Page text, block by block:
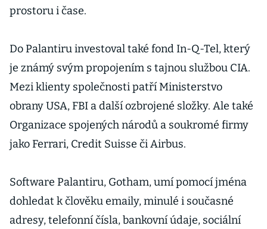
prostoru i čase.
Do Palantiru investoval také fond In-Q-Tel, který
je známý svým propojením s tajnou službou CIA.
Mezi klienty společnosti patří Ministerstvo
obrany USA, FBI a další ozbrojené složky. Ale také
Organizace spojených národů a soukromé firmy
jako Ferrari, Credit Suisse či Airbus.
Software Palantiru, Gotham, umí pomocí jména
dohledat k člověku emaily, minulé i současné
adresy, telefonní čísla, bankovní údaje, sociální